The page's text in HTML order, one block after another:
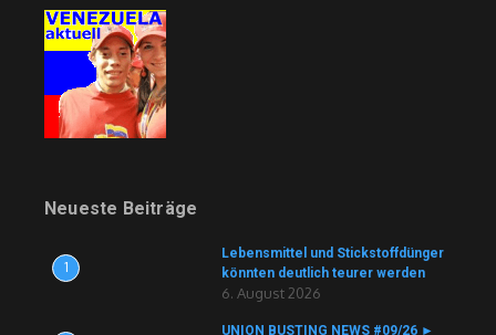
Neueste Beiträge
1
Lebensmittel und Stickstoffdünger
könnten deutlich teurer werden
6. August 2026
UNION BUSTING NEWS #09/26 ►